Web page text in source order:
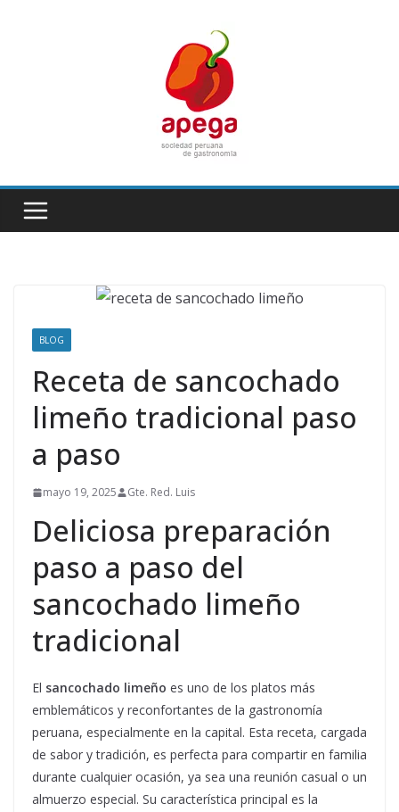
BLOG
Receta de sancochado
limeño tradicional paso
a paso
mayo 19, 2025 Gte. Red. Luis
Deliciosa preparación
paso a paso del
sancochado limeño
tradicional
El sancochado limeño es uno de los platos más
emblemáticos y reconfortantes de la gastronomía
peruana, especialmente en la capital. Esta receta, cargada
de sabor y tradición, es perfecta para compartir en familia
durante cualquier ocasión, ya sea una reunión casual o un
almuerzo especial. Su característica principal es la